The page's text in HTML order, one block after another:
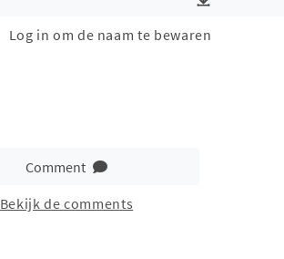
Log in om de naam te bewaren
Comment
Bekijk de comments